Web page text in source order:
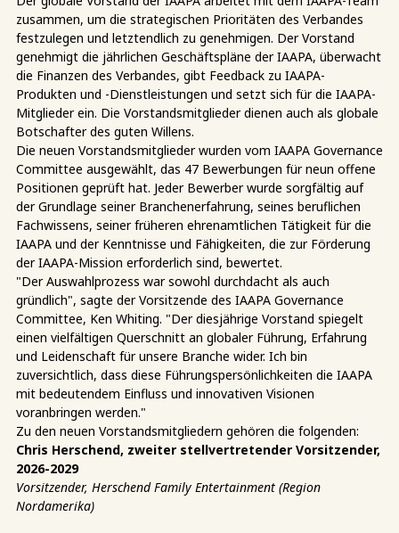
zusammen, um die strategischen Prioritäten des Verbandes
festzulegen und letztendlich zu genehmigen. Der Vorstand
genehmigt die jährlichen Geschäftspläne der IAAPA, überwacht
die Finanzen des Verbandes, gibt Feedback zu IAAPA-
Produkten und -Dienstleistungen und setzt sich für die IAAPA-
Mitglieder ein. Die Vorstandsmitglieder dienen auch als globale
Botschafter des guten Willens.
Die neuen Vorstandsmitglieder wurden vom IAAPA Governance
Committee ausgewählt, das 47 Bewerbungen für neun offene
Positionen geprüft hat. Jeder Bewerber wurde sorgfältig auf
der Grundlage seiner Branchenerfahrung, seines beruflichen
Fachwissens, seiner früheren ehrenamtlichen Tätigkeit für die
IAAPA und der Kenntnisse und Fähigkeiten, die zur Förderung
der IAAPA-Mission erforderlich sind, bewertet.
"Der Auswahlprozess war sowohl durchdacht als auch
gründlich", sagte der Vorsitzende des IAAPA Governance
Committee, Ken Whiting. "Der diesjährige Vorstand spiegelt
einen vielfältigen Querschnitt an globaler Führung, Erfahrung
und Leidenschaft für unsere Branche wider. Ich bin
zuversichtlich, dass diese Führungspersönlichkeiten die IAAPA
mit bedeutendem Einfluss und innovativen Visionen
voranbringen werden."
Zu den neuen Vorstandsmitgliedern gehören die folgenden:
Chris Herschend, zweiter stellvertretender Vorsitzender,
2026-2029
Vorsitzender, Herschend Family Entertainment (Region
Nordamerika)